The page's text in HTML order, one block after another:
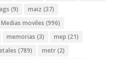
(9) maiz (37)
Medias moviles (996)
memorias (3) mep (21)
(789) metr(2)